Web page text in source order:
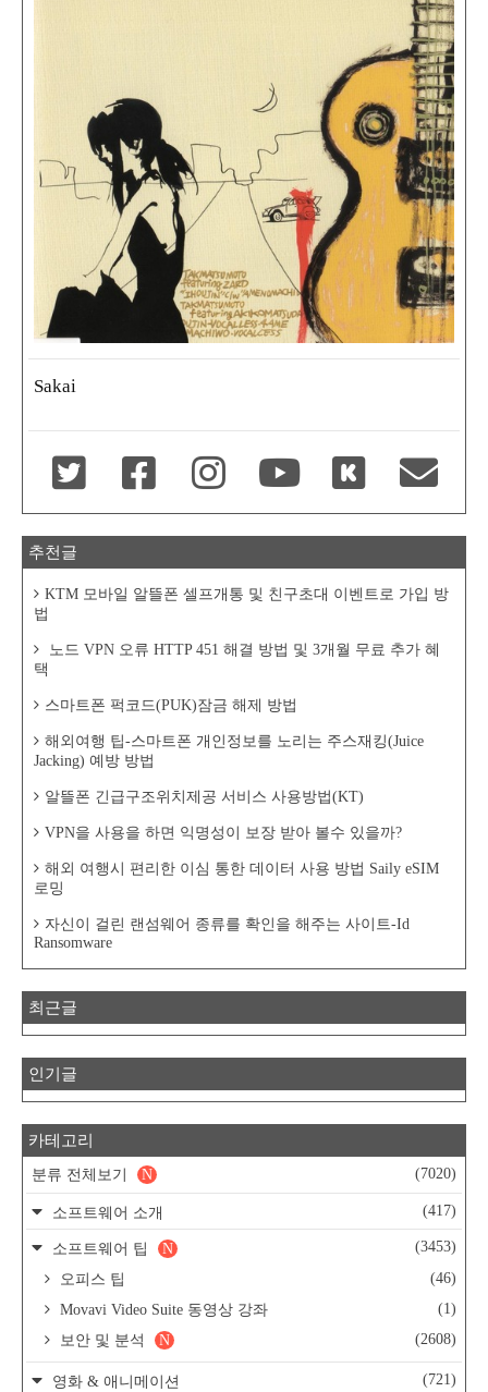
Sakai
추천글
KTM 모바일 알뜰폰 셀프개통 및 친구초대 이벤트로 가입 방
법
노드 VPN 오류 HTTP 451 해결 방법 및 3개월 무료 추가 혜
택
스마트폰 퍽코드(PUK)잠금 해제 방법
해외여행 팁-스마트폰 개인정보를 노리는 주스재킹(Juice
Jacking) 예방 방법
알뜰폰 긴급구조위치제공 서비스 사용방법(KT)
VPN을 사용을 하면 익명성이 보장 받아 볼수 있을까?
해외 여행시 편리한 이심 통한 데이터 사용 방법 Saily eSIM
로밍
자신이 걸린 랜섬웨어 종류를 확인을 해주는 사이트-Id
Ransomware
최근글
인기글
카테고리
분류 전체보기 (7020)
N
소프트웨어 소개 (417)
소프트웨어 팁 (3453)
N
오피스 팁
(46)
Movavi Video Suite 동영상 강좌
(1)
보안 및 분석
(2608)
N
영화 & 애니메이션 (721)